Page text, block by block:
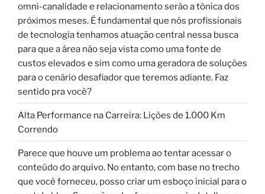
omni-canalidade e relacionamento serão a tônica dos
próximos meses. É fundamental que nós profissionais
de tecnologia tenhamos atuação central nessa busca
para que a área não seja vista como uma fonte de
custos elevados e sim como uma geradora de soluções
para o cenário desafiador que teremos adiante. Faz
sentido pra você?
Alta Performance na Carreira: Lições de 1.000 Km
Correndo
Parece que houve um problema ao tentar acessar o
conteúdo do arquivo. No entanto, com base no trecho
que você forneceu, posso criar um esboço inicial para o